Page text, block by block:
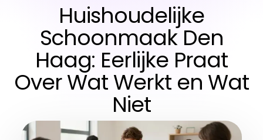
Huishoudelijke
Schoonmaak Den
Haag: Eerlijke Praat
Over Wat Werkt en Wat
Niet